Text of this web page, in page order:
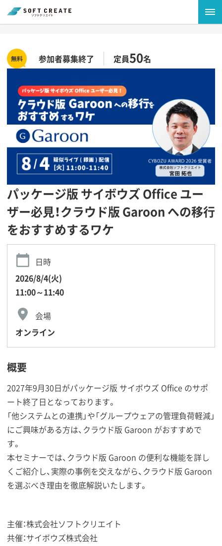
参加者募集終了 定員50名
パッケージ版 サイボウズ Office ユー
ザー必見！クラウド版 Garoon への移行
をおすすめするワケ
日時
2026/8/4(火)
11:00～11:40
会場
オンライン
概要
2027年9月30日がパッケージ版 サイボウズ Office のサポ
ート終了日となっております。
「他システムとの連携」や「グループウェアの管理負荷軽減」
にご興味がある方は、クラウド版 Garoon がおすすめで
す。
本セミナーでは、クラウド版 Garoon の便利な機能を詳し
くご紹介し、実際の事例を交えながら、クラウド版 Garoon
を選ぶべき理由を徹底解説いたします。
主催：株式会社ソフトクリエイト
共催：サイボウズ株式会社